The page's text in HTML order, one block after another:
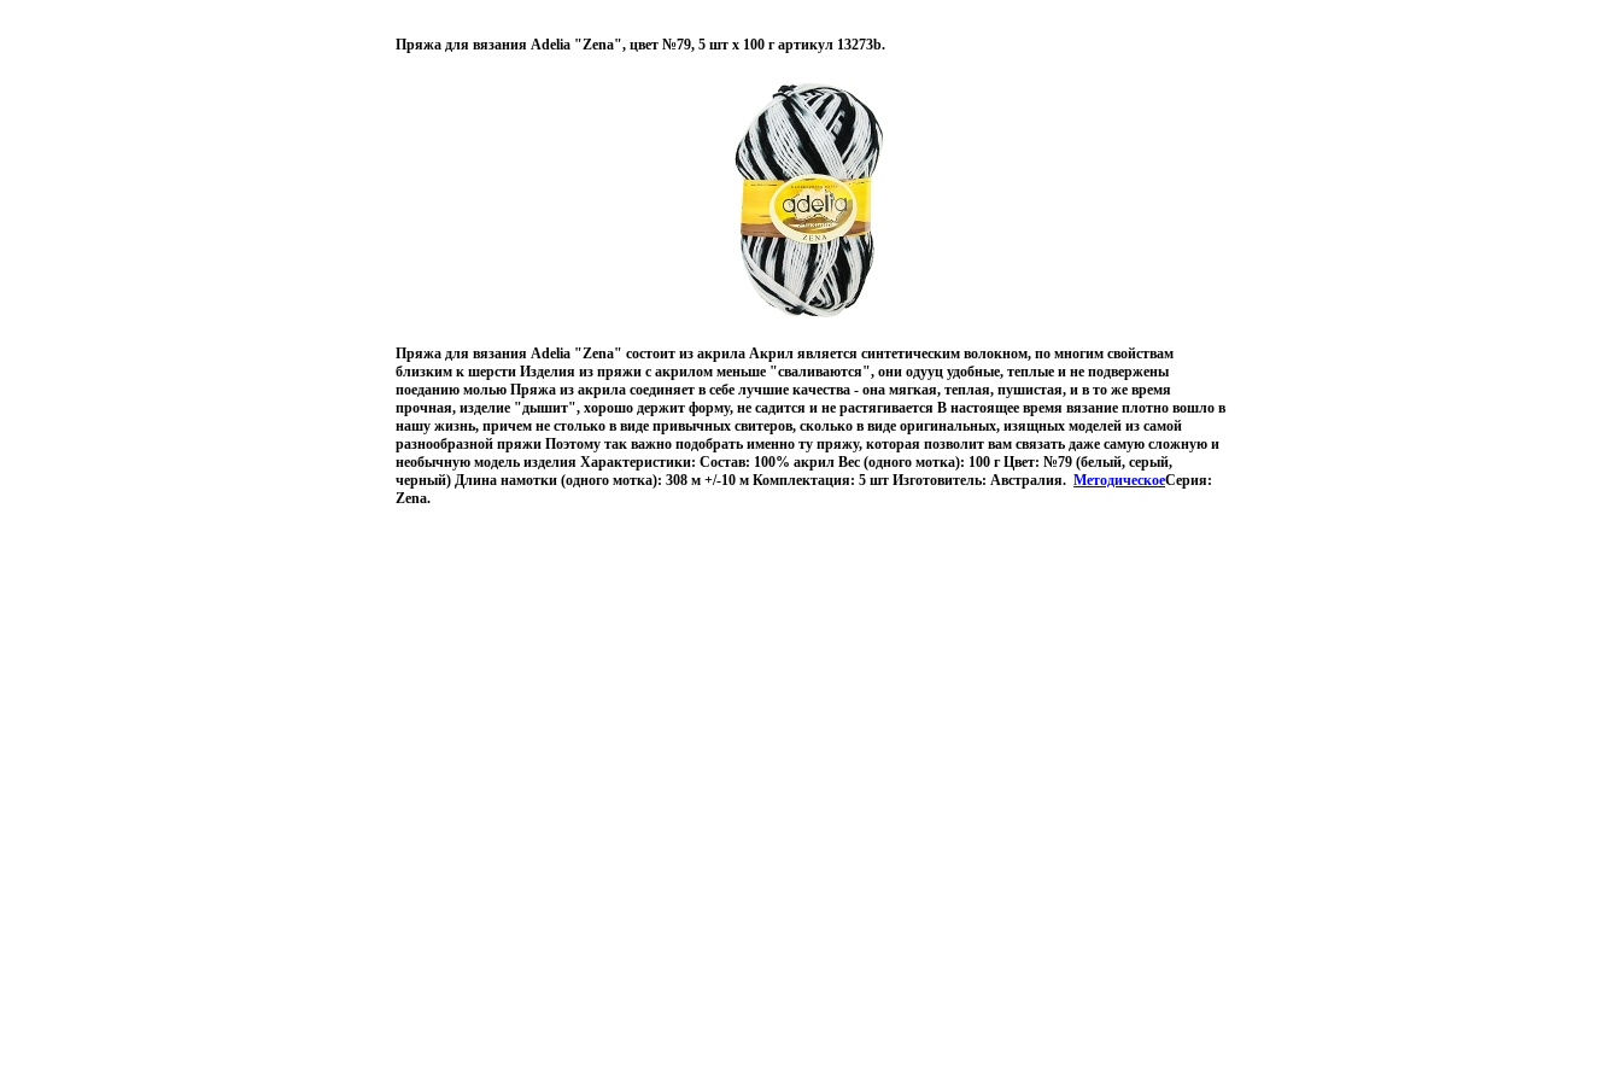
Пряжа для вязания Adelia "Zena", цвет №79, 5 шт х 100 г артикул 13273b.
Пряжа для вязания Adelia "Zena" состоит из акрила Акрил является синтетическим волокном, по многим свойствам
близким к шерсти Изделия из пряжи с акрилом меньше "сваливаются", они одууц удобные, теплые и не подвержены
поеданию молью Пряжа из акрила соединяет в себе лучшие качества - она мягкая, теплая, пушистая, и в то же время
прочная, изделие "дышит", хорошо держит форму, не садится и не растягивается В настоящее время вязание плотно вошло в
нашу жизнь, причем не столько в виде привычных свитеров, сколько в виде оригинальных, изящных моделей из самой
разнообразной пряжи Поэтому так важно подобрать именно ту пряжу, которая позволит вам связать даже самую сложную и
необычную модель изделия Характеристики: Состав: 100% акрил Вес (одного мотка): 100 г Цвет: №79 (белый, серый,
черный) Длина намотки (одного мотка): 308 м +/-10 м Комплектация: 5 шт Изготовитель: Австралия. МетодическоеСерия:
Zena.